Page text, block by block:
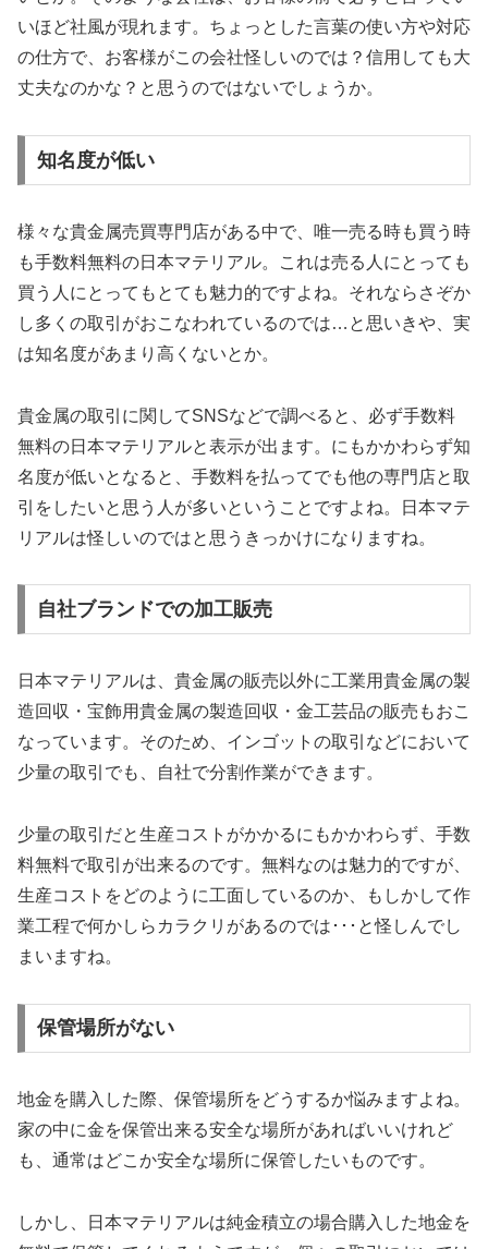
いほど社風が現れます。ちょっとした言葉の使い方や対応
の仕方で、お客様がこの会社怪しいのでは？信用しても大
丈夫なのかな？と思うのではないでしょうか。
知名度が低い
様々な貴金属売買専門店がある中で、唯一売る時も買う時
も手数料無料の日本マテリアル。これは売る人にとっても
買う人にとってもとても魅力的ですよね。それならさぞか
し多くの取引がおこなわれているのでは…と思いきや、実
は知名度があまり高くないとか。
貴金属の取引に関してSNSなどで調べると、必ず手数料
無料の日本マテリアルと表示が出ます。にもかかわらず知
名度が低いとなると、手数料を払ってでも他の専門店と取
引をしたいと思う人が多いということですよね。日本マテ
リアルは怪しいのではと思うきっかけになりますね。
自社ブランドでの加工販売
日本マテリアルは、貴金属の販売以外に工業用貴金属の製
造回収・宝飾用貴金属の製造回収・金工芸品の販売もおこ
なっています。そのため、インゴットの取引などにおいて
少量の取引でも、自社で分割作業ができます。
少量の取引だと生産コストがかかるにもかかわらず、手数
料無料で取引が出来るのです。無料なのは魅力的ですが、
生産コストをどのように工面しているのか、もしかして作
業工程で何かしらカラクリがあるのでは･･･と怪しんでし
まいますね。
保管場所がない
地金を購入した際、保管場所をどうするか悩みますよね。
家の中に金を保管出来る安全な場所があればいいけれど
も、通常はどこか安全な場所に保管したいものです。
しかし、日本マテリアルは純金積立の場合購入した地金を